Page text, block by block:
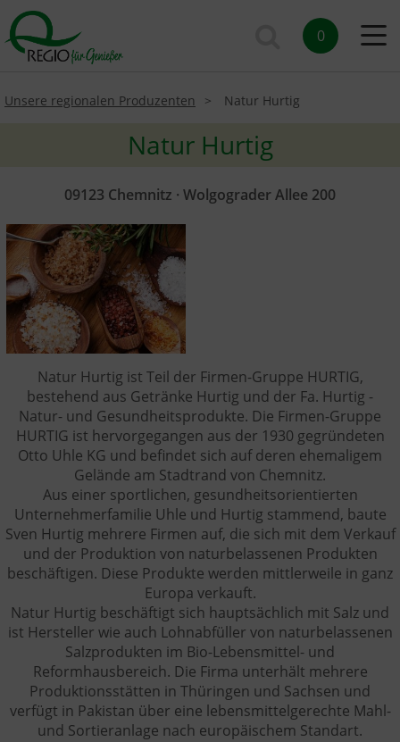
0
Unsere regionalen Produzenten Natur Hurtig
Natur Hurtig
09123 Chemnitz · Wolgograder Allee 200
Natur Hurtig ist Teil der Firmen-Gruppe HURTIG,
bestehend aus Getränke Hurtig und der Fa. Hurtig -
Natur- und Gesundheitsprodukte. Die Firmen-Gruppe
HURTIG ist hervorgegangen aus der 1930 gegründeten
Otto Uhle KG und befindet sich auf deren ehemaligem
Gelände am Stadtrand von Chemnitz.
Aus einer sportlichen, gesundheitsorientierten
Unternehmerfamilie Uhle und Hurtig stammend, baute
Sven Hurtig mehrere Firmen auf, die sich mit dem Verkauf
und der Produktion von naturbelassenen Produkten
beschäftigen. Diese Produkte werden mittlerweile in ganz
Europa verkauft.
Natur Hurtig beschäftigt sich hauptsächlich mit Salz und
ist Hersteller wie auch Lohnabfüller von naturbelassenen
Salzprodukten im Bio-Lebensmittel- und
Reformhausbereich. Die Firma unterhält mehrere
Produktionsstätten in Thüringen und Sachsen und
verfügt in Pakistan über eine lebensmittelgerechte Mahl-
und Sortieranlage nach europäischem Standart.